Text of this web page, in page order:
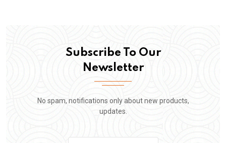
Subscribe To Our
Newsletter
No spam, notifications only about new products,
updates.